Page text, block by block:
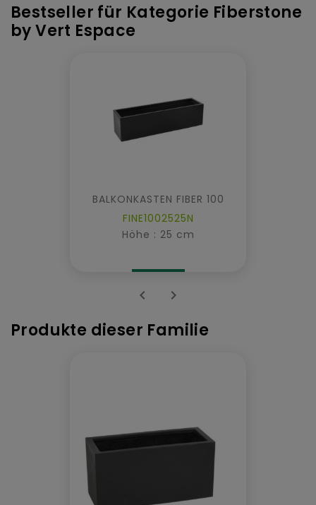
Bestseller für Kategorie Fiberstone
by Vert Espace
BALKONKASTEN FIBER 100
FINE1002525N
Höhe : 25 cm
 
Produkte dieser Familie